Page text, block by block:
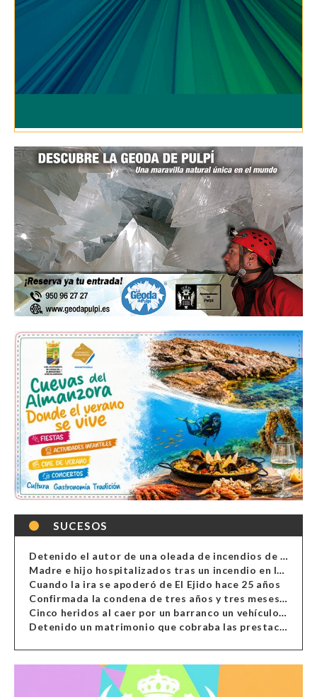
SUCESOS
Detenido el autor de una oleada de incendios de contenedores en Almería
Madre e hijo hospitalizados tras un incendio en la cocina de una vivienda en Almería
Cuando la ira se apoderó de El Ejido hace 25 años
Confirmada la condena de tres años y tres meses al hombre de Antas acusado de xenofobia
Cinco heridos al caer por un barranco un vehículo en Alcolea
Detenido un matrimonio que cobraba las prestaciones de ilegales en Almería, Granada, Málaga, Huelva y Murcia